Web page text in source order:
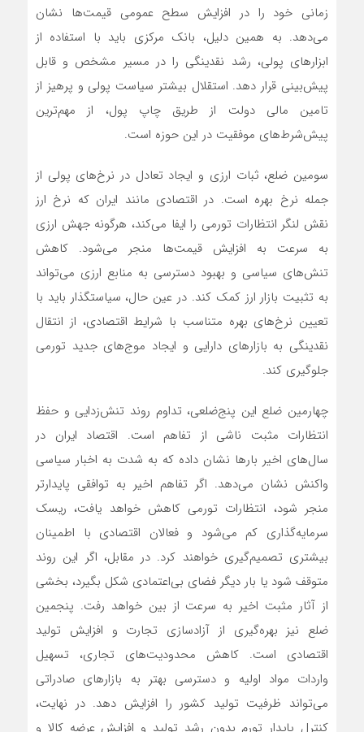
زمانی خود را در افزایش سطح عمومی قیمت‌ها نشان
می‌دهد. به همین دلیل، بانک مرکزی باید با استفاده از
ابزارهای پولی، رشد نقدینگی را در مسیر مشخص و قابل
پیش‌بینی قرار دهد. استقلال بیشتر سیاست پولی و پرهیز از
تامین مالی دولت از طریق چاپ پول، از مهم‌ترین
پیش‌شرط‌های موفقیت در این حوزه است.
سومین ضلع، ثبات ارزی و ایجاد تعادل در نرخ‌های پولی از
جمله نرخ بهره است. در اقتصادی مانند ایران که نرخ ارز
نقش لنگر انتظارات تورمی را ایفا می‌کند، هرگونه جهش ارزی
به سرعت به افزایش قیمت‌ها منجر می‌شود. کاهش
تنش‌های سیاسی و بهبود دسترسی به منابع ارزی می‌تواند
به تثبیت بازار ارز کمک کند. در عین حال، سیاستگذار باید با
تعیین نرخ‌های بهره متناسب با شرایط اقتصادی، از انتقال
نقدینگی به بازارهای دارایی و ایجاد موج‌های جدید تورمی
جلوگیری کند.
چهارمین ضلع این پنج‌ضلعی، تداوم روند تنش‌زدایی و حفظ
انتظارات مثبت ناشی از تفاهم است. اقتصاد ایران در
سال‌های اخیر بارها نشان داده که به شدت به اخبار سیاسی
واکنش نشان می‌دهد. اگر تفاهم اخیر به توافقی پایدارتر
منجر شود، انتظارات تورمی کاهش خواهد یافت، ریسک
سرمایه‌گذاری کم می‌شود و فعالان اقتصادی با اطمینان
بیشتری تصمیم‌گیری خواهند کرد. در مقابل، اگر این روند
متوقف شود یا بار دیگر فضای بی‌اعتمادی شکل بگیرد، بخشی
از آثار مثبت اخیر به سرعت از بین خواهد رفت. پنجمین
ضلع نیز بهره‌گیری از آزادسازی تجارت و افزایش تولید
اقتصادی است. کاهش محدودیت‌های تجاری، تسهیل
واردات مواد اولیه و دسترسی بهتر به بازارهای صادراتی
می‌تواند ظرفیت تولید کشور را افزایش دهد. در نهایت،